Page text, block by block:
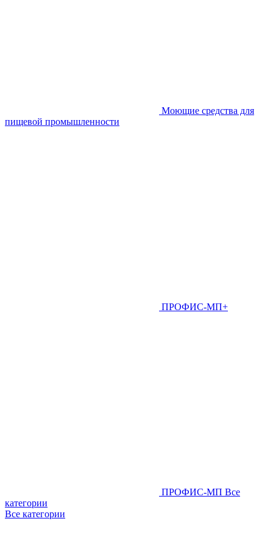
Моющие средства для
пищевой промышленности
ПРОФИС-МП+
ПРОФИС-МП Все
категории
Все категории